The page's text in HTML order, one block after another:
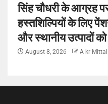
सिंह चौधरी के आग्रह
हस्तशिल्पियों के लिए
और स्थानीय उत्पादों को
August 8, 2026 A kr Mittal